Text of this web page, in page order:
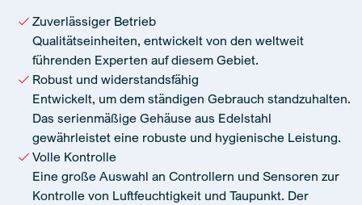
Zuverlässiger Betrieb
Qualitätseinheiten, entwickelt von den weltweit
führenden Experten auf diesem Gebiet.
Robust und widerstandsfähig
Entwickelt, um dem ständigen Gebrauch standzuhalten.
Das serienmäßige Gehäuse aus Edelstahl
gewährleistet eine robuste und hygienische Leistung.
Volle Kontrolle
Eine große Auswahl an Controllern und Sensoren zur
Kontrolle von Luftfeuchtigkeit und Taupunkt. Der